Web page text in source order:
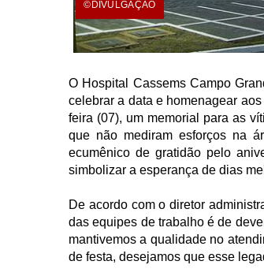
©DIVULGAÇÃO
O Hospital Cassems Campo
celebrar a data e homenagear
feira (07), um memorial para as
que não mediram esforços na
ecumênico de gratidão pelo
simbolizar a esperança de dias
De acordo com o diretor
das equipes de trabalho é de
mantivemos a qualidade no
de festa, desejamos que esse